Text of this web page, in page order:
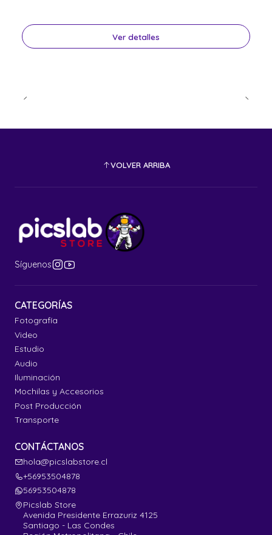
Ver detalles
VOLVER ARRIBA
Síguenos
CATEGORÍAS
Fotografía
Video
Estudio
Audio
Iluminación
Mochilas y Accesorios
Post Producción
Transporte
CONTÁCTANOS
hola@picslabstore.cl
+56953504878
56953504878
Picslab Store
Avenida Presidente Errazuriz 4125
Santiago - Las Condes